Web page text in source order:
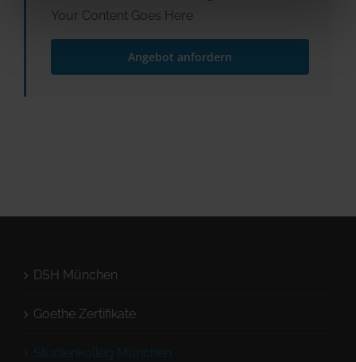
Your Content Goes Here
Angebot anfordern
DSH München
Goethe Zertifikate
Studienkolleg München